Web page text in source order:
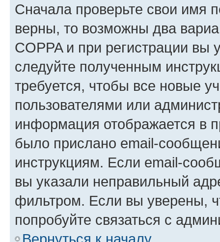
Сначала проверьте свои имя
верны, то возможны два
COPPA и при регистрации вы
следуйте полученным
требуется, чтобы все новые
пользователями или
информация отображается в
было прислано email-
инструкциям. Если email-
вы указали неправильный
фильтром. Если вы уверены,
попробуйте связаться с
Вернуться к началу